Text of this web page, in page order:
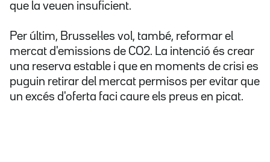
que la veuen insuficient.
Per últim, Brussel·les vol, també, reformar el
mercat d'emissions de CO2. La intenció és crear
una reserva estable i que en moments de crisi es
puguin retirar del mercat permisos per evitar que
un excés d'oferta faci caure els preus en picat.